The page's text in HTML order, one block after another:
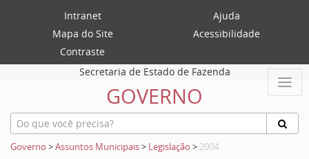
Intranet
Ajuda
Mapa do Site
Acessibilidade
Contraste
Secretaria de Estado de Fazenda
GOVERNO
Governo >Assuntos Municipais> Legislação > 2004